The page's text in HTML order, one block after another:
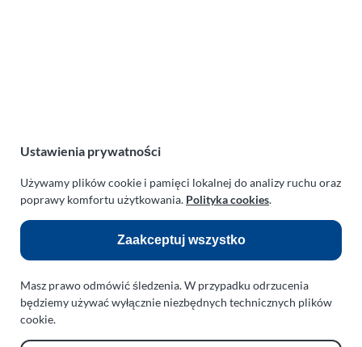
Odnośniki:
Flight Operations Consulting
Bolling Modellballone
Motopark Koszalin
Rodzina Wolarków
Ustawienia prywatności
Używamy plików cookie i pamięci lokalnej do analizy ruchu oraz
poprawy komfortu użytkowania. Polityka cookies.
Zaakceptuj wszystko
Masz prawo odmówić śledzenia. W przypadku odrzucenia
będziemy używać wyłącznie niezbędnych technicznych plików
cookie.